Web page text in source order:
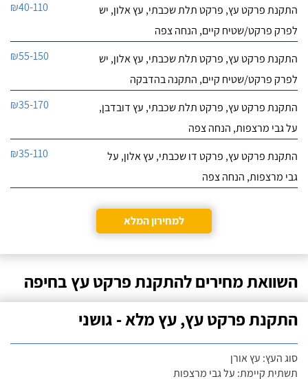
התקנת פרקט עץ, פרקט תלת שכבתי, עץ אלון, יש
לפרק פרקט/שטיח קיים, הנחה צפה
₪40-110
התקנת פרקט עץ, פרקט תלת שכבתי, עץ אלון, יש
לפרק פרקט/שטיח קיים, התקנה בהדבקה
₪55-150
התקנת פרקט עץ, פרקט תלת שכבתי, עץ דובדבן,
על גבי מרצפות, הנחה צפה
₪35-170
התקנת פרקט עץ, פרקט דו שכבתי, עץ אלון, על
גבי מרצפות, הנחה צפה
₪35-110
למחירון המלא
השוואת מחירים להתקנת פרקט עץ בחיפה
התקנת פרקט עץ, עץ מלא - גושני
סוג העץ: עץ אורן
תשתית קיימת: על גבי מרצפות